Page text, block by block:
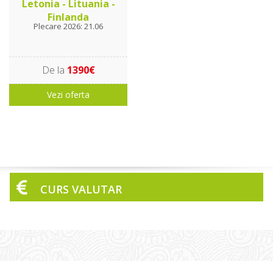
Letonia - Lituania -
Finlanda
Plecare 2026: 21.06
De la 1390€
Vezi oferta
CURS VALUTAR